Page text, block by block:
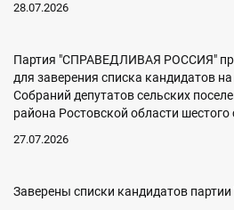
28.07.2026
Партия "СПРАВЕДЛИВАЯ РОССИЯ"
для заверения списка кандидатов
Собраний депутатов сельских
района Ростовской области шестого
27.07.2026
Заверены списки кандидатов